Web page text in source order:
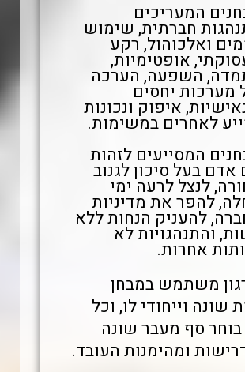
המעריכים
חברתית, שימוש
ואלכוהול, רקע
אופטימיות,
השפעה, הערכה
מערכות יחסים
איפוק ונכונות
לאחרים במשימות.
המסייעים לזהות
בעל סיכון לגנוב
לנצל לרעה ימי
להפר את מדיניות
להעניק הנחות ללא
והתנהגויות לא
אחרות.
משתמש במבחן
שונה וייחודי לו, וכל
בוחר סף מעבר שונה
ומהימנות העובד.